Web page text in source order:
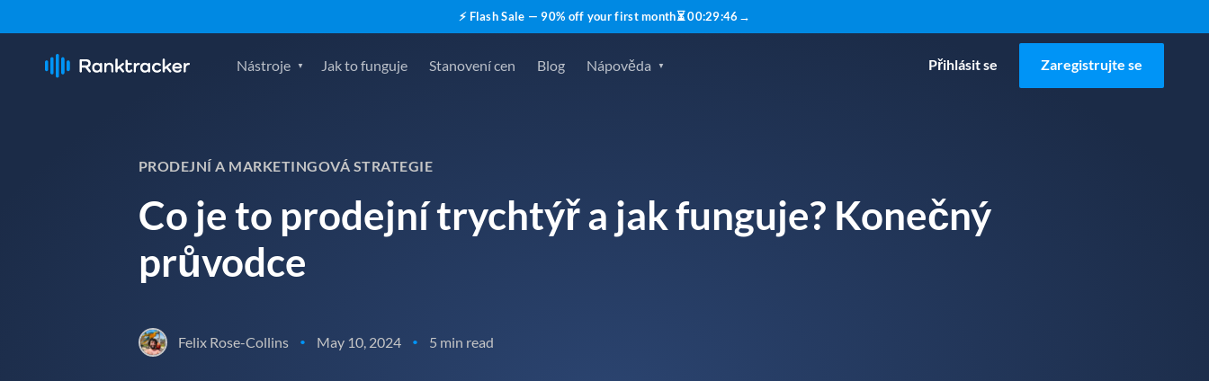
⚡ Flash Sale — 90% off your first month⏳00:29:45 →
Nástroje Jak to funguje Stanovení cen Blog Nápověda Přihlásit se Zaregistrujte se
PRODEJNÍ A MARKETINGOVÁ STRATEGIE
Co je to prodejní trychtýř a jak funguje? Konečný
průvodce
Felix Rose-Collins • May 10, 2024 • 5 min read